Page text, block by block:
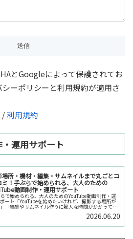
とGoogleによって保護されてお
ーポリシーと利用規約が適用さ
/利用規約
運用サポート
場所・機材・編集・サムネイルまで丸ごとコ
ミ！手ぶらで始められる、大人のための
動画制作・運用サポート
で始められる、大人のためのYouTube動画制作・運
ート「YouTubeを始めたいけれど、撮影する場所が
「編集やサムネイル作りに膨大な時間がかかって長
しない」「機材を揃えるだけで何万円もかかってしま
2026.06.20